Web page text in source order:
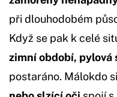
při dlouhodobém
Když se pak k celé
zimní období, pylová
postaráno. Málokdo